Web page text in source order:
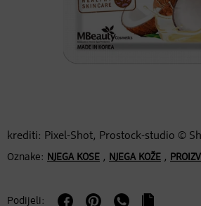
krediti: Pixel-Shot, Prostock-studio ©
Oznake: NJEGA KOSE , NJEGA KOŽE ,
Podijeli: